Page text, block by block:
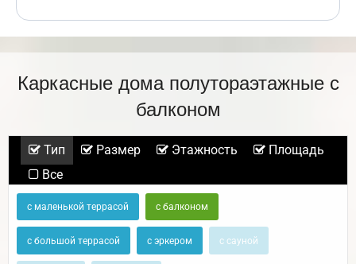
Каркасные дома полутораэтажные с
балконом
Тип Размер Этажность
Площадь
Все
с маленькой террасой с балконом
с большой террасой с эркером с сауной